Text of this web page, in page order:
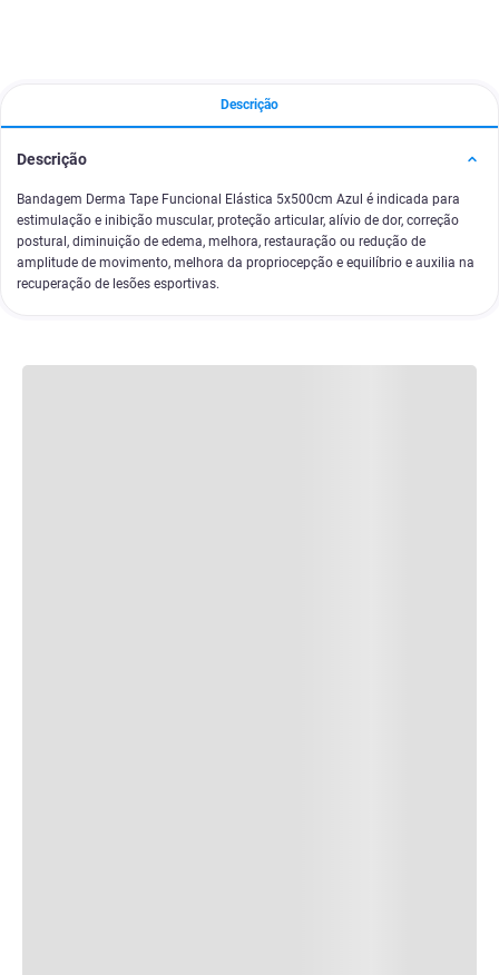
Descrição
Descrição
Bandagem Derma Tape Funcional Elástica 5x500cm Azul é indicada para
estimulação e inibição muscular, proteção articular, alívio de dor, correção
postural, diminuição de edema, melhora, restauração ou redução de
amplitude de movimento, melhora da propriocepção e equilíbrio e auxilia na
recuperação de lesões esportivas.